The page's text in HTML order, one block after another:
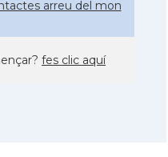
arreu del mon
fes clic aquí